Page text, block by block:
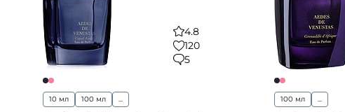
4.8
120
5
10 мл 100 мл ... 100 мл ...